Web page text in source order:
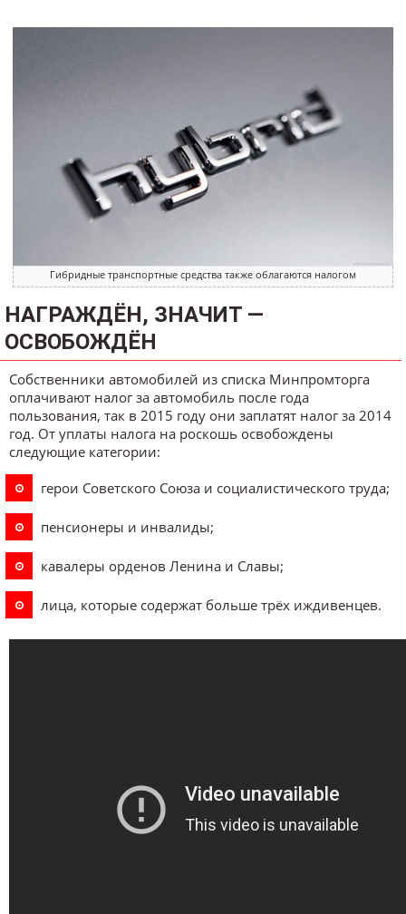
Гибридные транспортные средства также облагаются налогом
НАГРАЖДЁН, ЗНАЧИТ —
ОСВОБОЖДЁН
Собственники автомобилей из списка Минпромторга
оплачивают налог за автомобиль после года
пользования, так в 2015 году они заплатят налог за 2014
год. От уплаты налога на роскошь освобождены
следующие категории:
герои Советского Союза и социалистического труда;
пенсионеры и инвалиды;
кавалеры орденов Ленина и Славы;
лица, которые содержат больше трёх иждивенцев.